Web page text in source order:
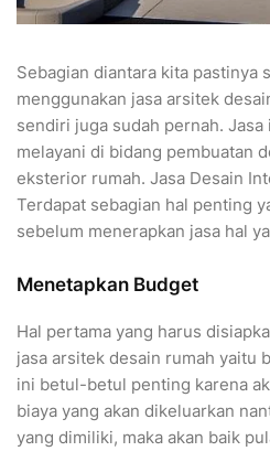
Sebagian diantara kita pastinya
menggunakan jasa arsitek
sendiri juga sudah pernah. Jasa
melayani di bidang pembuatan
eksterior rumah. Jasa Desain
Terdapat sebagian hal penting
sebelum menerapkan jasa hal
Menetapkan Budget
Hal pertama yang harus
jasa arsitek desain rumah yaitu
ini betul-betul penting karena
biaya yang akan dikeluarkan
yang dimiliki, maka akan baik